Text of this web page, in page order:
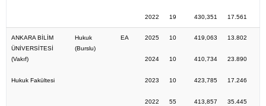
2022 19 430,351 17.561
ANKARA BİLİM
ÜNİVERSİTESİ
(Vakıf)
Hukuk Fakültesi
Hukuk
(Burslu)
EA 2025
2024
2023
2022
10
10
10
55
419,063
410,734
423,785
413,857
13.802
23.890
17.246
35.445